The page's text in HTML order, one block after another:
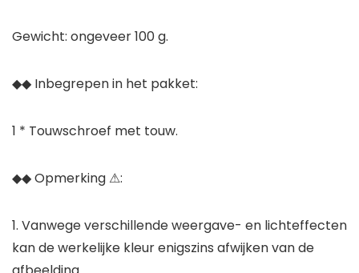
Gewicht: ongeveer 100 g.
◆◆ Inbegrepen in het pakket:
1 * Touwschroef met touw.
◆◆ Opmerking ⚠:
1. Vanwege verschillende weergave- en lichteffecten
kan de werkelijke kleur enigszins afwijken van de